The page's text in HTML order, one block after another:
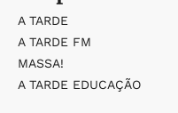
A TARDE
A TARDE FM
MASSA!
A TARDE EDUCAÇÃO